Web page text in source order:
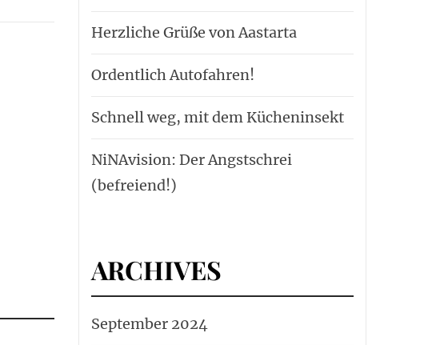
Herzliche Grüße von Aastarta
Ordentlich Autofahren!
Schnell weg, mit dem Kücheninsekt
NiNAvision: Der Angstschrei
(befreiend!)
ARCHIVES
September 2024